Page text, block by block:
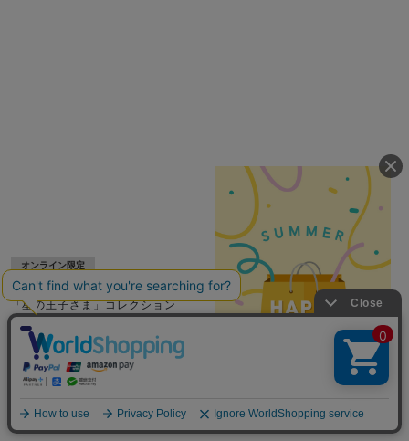
オンライン限定
WEB限定
「星の王子さま」コレクション
SV925/K10YG ダイヤモンド ピア
¥35,200税込
オンライン限定
WEB限定
「星の王子さま」コレクション